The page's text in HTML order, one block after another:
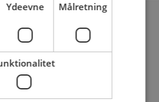
jeg min Jobagent?
som bruger?
Ydeevne Målretning